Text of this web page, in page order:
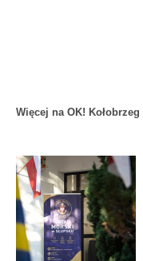
Więcej na OK! Kołobrzeg